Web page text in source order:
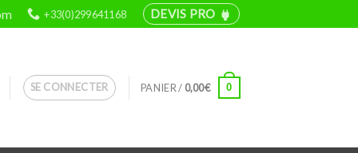
+33(0)299641168 DEVIS PRO power
SE CONNECTER PANIER / 0,00€ 0